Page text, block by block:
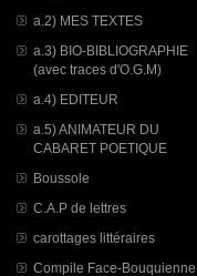
a.2) MES TEXTES
a.3) BIO-BIBLIOGRAPHIE
(avec traces d'O.G.M)
a.4) EDITEUR
a.5) ANIMATEUR DU
CABARET POETIQUE
Boussole
C.A.P de lettres
carottages littéraires
Compile Face-Bouquienne